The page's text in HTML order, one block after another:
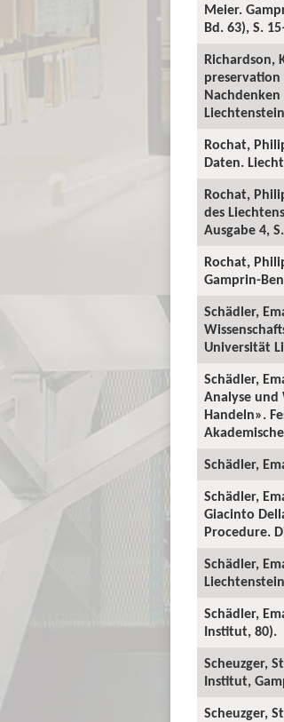
Meier.
Bd. 63), S.
Richardson,
Rochat,
Daten.
Rochat,
des
Ausgabe 4,
Rochat,
Gamprin-
Schädler,
Universität
Schädler,
Analyse und
Handeln».
Schädler,
Schädler,
Giacinto
Procedure.
Schädler,
Schädler,
Institut, 80).
Scheuzger,
Institut,
Scheuzger,